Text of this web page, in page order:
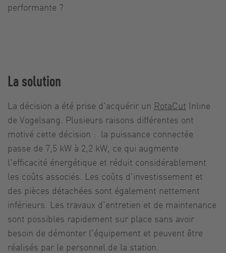
performante ?
La solution
La décision a été prise d'acquérir un RotaCut Inline
de Vogelsang. Plusieurs raisons différentes ont
motivé cette décision : la puissance connectée
passe de 7,5 kW à 2,2 kW, ce qui augmente
l'efficacité énergétique et réduit considérablement
les coûts associés. Les coûts d'investissement et
des pièces détachées sont également nettement
inférieurs. Les travaux d'entretien et de maintenance
sont possibles rapidement sur place sans avoir
besoin de démonter l'équipement et peuvent être
réalisés par le personnel de la station.